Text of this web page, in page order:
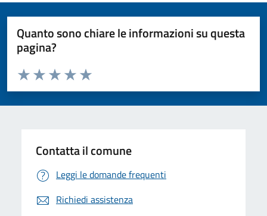
Quanto sono chiare le informazioni su questa
pagina?
Valuta da 1 a 5 stelle la pagina
Valuta 5 stelle su 5
Valuta 4 stelle su 5
Valuta 3 stelle su 5
Valuta 2 stelle su 5
Valuta 1 stelle su 5
Contatta il comune
Leggi le domande frequenti
Richiedi assistenza